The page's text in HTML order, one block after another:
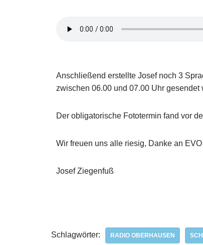
Anschließend erstellte Josef noch 3
zwischen 06.00 und 07.00 Uhr gesendet
Der obligatorische Fototermin fand vor
Wir freuen uns alle riesig, Danke an
Josef Ziegenfuß
Schlagwörter: RADIO OBERHAUSEN